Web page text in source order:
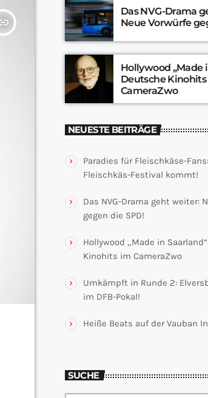
Das NVG-Drama
Neue Vorwürfe
Hollywood „Made
Deutsche
CameraZwo
NEUESTE BEITRÄGE
Paradies für Fleischkäse-
Fleischkäs-Festival kommt!
Das NVG-Drama geht weiter:
gegen die SPD!
Hollywood „Made in
Kinohits im CameraZwo
Umkämpft in Runde 2:
im DFB-Pokal!
Heiße Beats auf der Vauban
SUCHE